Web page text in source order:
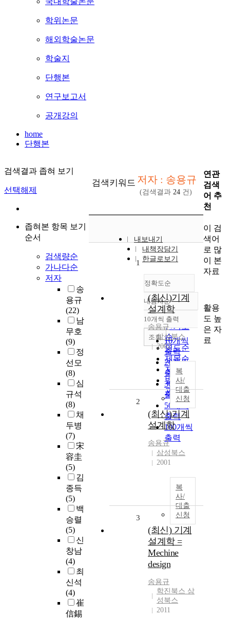
학위논문
해외학술논문
학술지
단행본
연구보고서
공개강의
home
단행본
검색결과 좁혀 보기
선택해제
좁혀본 항목 보기
순서
검색량순
가나다순
저자
송
용규
(22)
남
무호
(9)
정
선모
(8)
심
규석
(8)
채
두병
(7)
宋
容圭
(5)
김
종득
(5)
백
승렬
(5)
신
창남
(4)
최
신석
(4)
崔
信錫
검색키워드 저자 : 송용규
(검색결과 24 건)
내보내기
내책장담기
한글로보기
정확도순
정확도
순
인기도
순
연도순
제목순
저자순
발행기
관순
내림차순
내림차순
10개씩 출력
10개씩
출력
20개씩
출력
30개씩
출력
50개씩
출력
100개씩
출력
조회
1
(최신)기계
설계학
송용규
삼성북스
2002
복
사/
대출
신청
2
(최신)기계
설계학
송용규
삼성북스
2001
복
사/
대출
신청
3
(최신) 기계
설계학 =
Mechine
design
송용규
학진북스 삼
성북스
2011
연관
검색
어 추
천
이 검
색어
로 많
이 본
자료
활용
도 높
은 자
료